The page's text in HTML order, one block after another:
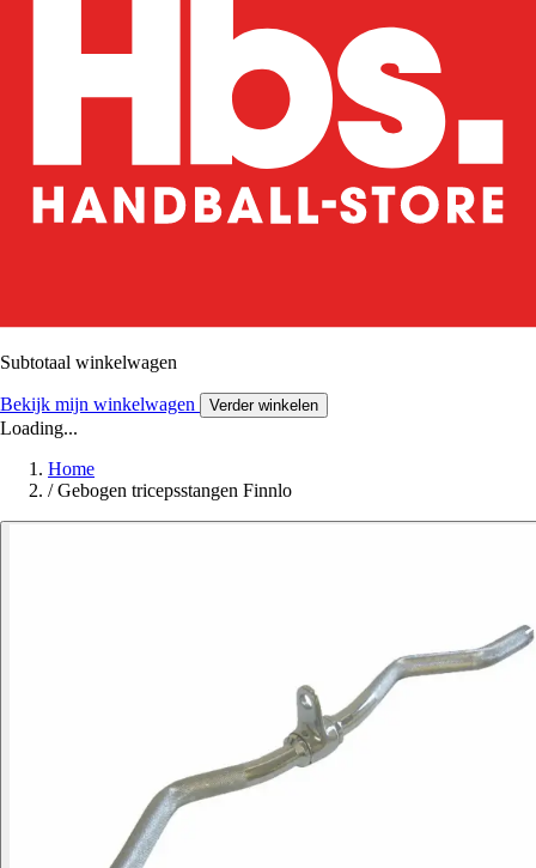
Subtotaal winkelwagen
Bekijk mijn winkelwagen Verder winkelen
Loading...
Home
/ Gebogen tricepsstangen Finnlo